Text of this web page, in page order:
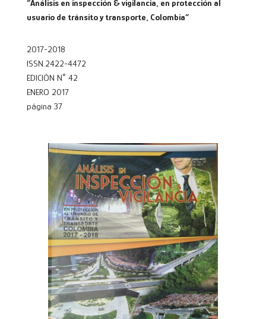
“Análisis en inspección & vigilancia, en protección al
usuario de tránsito y transporte, Colombia”
2017-2018
ISSN.2422-4472
EDICIÓN N° 42
ENERO 2017
página 37